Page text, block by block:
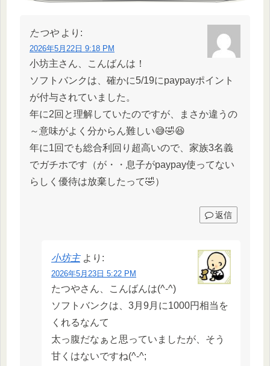
たつや より:
2026年5月22日 9:18 PM
小坊主さん、こんばんは！
ソフトバンクは、確かに5/19にpaypayポイント
が付与されていました。
年に2回と理解していたのですが、まさか違うの
～意味がよく分からん難しい😅🤣😆
年に1回でも総合利回り超高いので、家族3名義
でガチホです（が・・息子がpaypay使ってない
らしく優待は放棄したって🤣）
返信
小坊主 より:
2026年5月23日 5:22 PM
たつやさん、こんばんは(^-^)
ソフトバンクは、3月9月に1000円相当を
くれるなんて
太っ腹だなぁと思っていましたが、そう
甘くはないですね(^-^;